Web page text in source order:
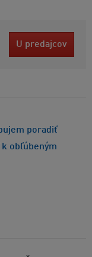
U predajcov
poradiť
k obľúbeným